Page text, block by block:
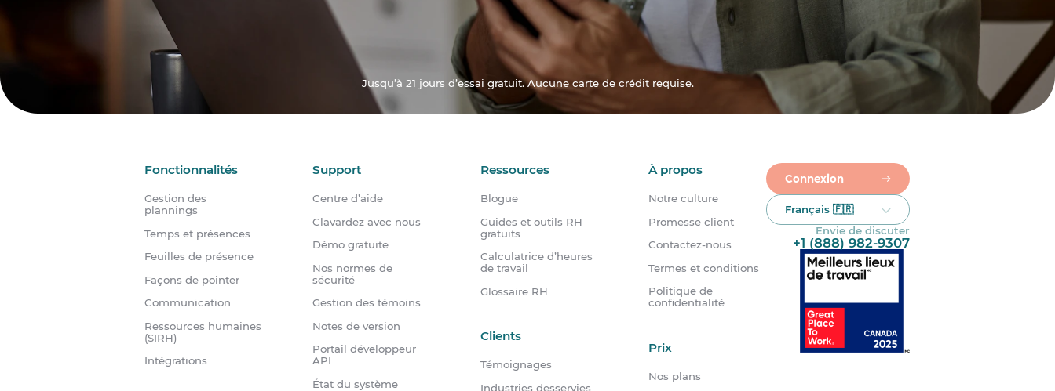
Jusqu’à 21 jours d’essai gratuit. Aucune carte de crédit requise.
Fonctionnalités
Gestion des
plannings
Temps et présences
Feuilles de présence
Façons de pointer
Communication
Ressources humaines
(SIRH)
Intégrations
Support
Centre d’aide
Clavardez avec nous
Démo gratuite
Nos normes de
sécurité
Gestion des témoins
Notes de version
Portail développeur
API
État du système
Ressources
Blogue
Guides et outils RH
gratuits
Calculatrice d’heures
de travail
Glossaire RH
À propos
Notre culture
Promesse client
Contactez-nous
Termes et conditions
Politique de
confidentialité
Clients
Témoignages
Industries desservies
Prix
Nos plans
Connexion
Français 🇫🇷
Envie de discuter
+1 (888) 982-9307